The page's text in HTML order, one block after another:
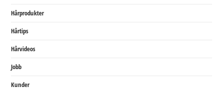
Hårprodukter
Hårtips
Hårvideos
Jobb
Kunder